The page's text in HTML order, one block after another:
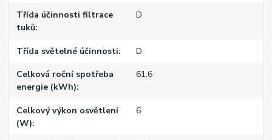
Třída účinnosti filtrace
tuků
D
Třída světelné účinnosti D
Celková roční spotřeba
energie (kWh)
61,6
Celkový výkon osvětlení
(W)
6